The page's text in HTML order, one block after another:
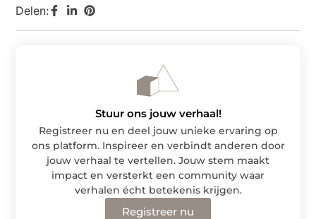
Delen:
Stuur ons jouw verhaal!
Registreer nu en deel jouw unieke ervaring op
ons platform. Inspireer en verbindt anderen door
jouw verhaal te vertellen. Jouw stem maakt
impact en versterkt een community waar
verhalen écht betekenis krijgen.
Registreer nu